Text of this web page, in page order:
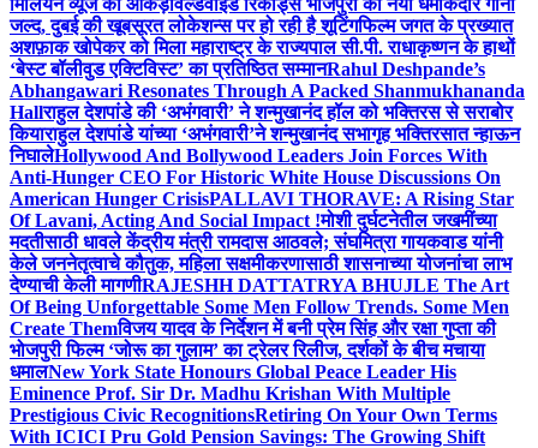
मिलियन व्यूज का आंकड़ावर्ल्डवाइड रिकॉर्ड्स भोजपुरी का नया धमाकेदार गाना
जल्द, दुबई की खूबसूरत लोकेशन्स पर हो रही है शूटिंगफिल्म जगत के प्रख्यात
अशफ़ाक खोपेकर को मिला महाराष्ट्र के राज्यपाल सी.पी. राधाकृष्णन के हाथों
‘बेस्ट बॉलीवुड एक्टिविस्ट’ का प्रतिष्ठित सम्मानRahul Deshpande’s
Abhangawari Resonates Through A Packed Shanmukhananda
Hallराहुल देशपांडे की ‘अभंगवारी’ ने शन्मुखानंद हॉल को भक्तिरस से सराबोर
कियाराहुल देशपांडे यांच्या ‘अभंगवारी’ने शन्मुखानंद सभागृह भक्तिरसात न्हाऊन
निघालेHollywood And Bollywood Leaders Join Forces With
Anti-Hunger CEO For Historic White House Discussions On
American Hunger CrisisPALLAVI THORAVE: A Rising Star
Of Lavani, Acting And Social Impact !मोशी दुर्घटनेतील जखमींच्या
मदतीसाठी धावले केंद्रीय मंत्री रामदास आठवले; संघमित्रा गायकवाड यांनी
केले जननेतृत्वाचे कौतुक, महिला सक्षमीकरणासाठी शासनाच्या योजनांचा लाभ
देण्याची केली मागणीRAJESHH DATTATRYA BHUJLE The Art
Of Being Unforgettable Some Men Follow Trends. Some Men
Create Themविजय यादव के निर्देशन में बनी प्रेम सिंह और रक्षा गुप्ता की
भोजपुरी फिल्म ‘जोरू का गुलाम’ का ट्रेलर रिलीज, दर्शकों के बीच मचाया
धमालNew York State Honours Global Peace Leader His
Eminence Prof. Sir Dr. Madhu Krishan With Multiple
Prestigious Civic RecognitionsRetiring On Your Own Terms
With ICICI Pru Gold Pension Savings: The Growing Shift